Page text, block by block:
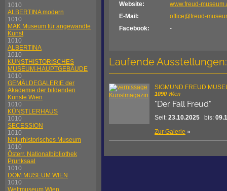
1010
ALBERTINA modern
1010
MAK Museum für angewandte
Kunst
1010
ALBERTINA
1010
KUNSTHISTORISCHES
MUSEUM-HAUPTGEBÄUDE
1010
GEMÄLDEGALERIE der
Akademie der bildenden
Künste Wien
1010
KÜNSTLERHAUS
1010
SECESSION
1010
Naturhistorisches Museum
1010
Österr. Nationalbibliothek
Prunksaal
1010
DOM MUSEUM WIEN
1010
Weltmuseum Wien
Website:
www.freud-
E-Mail:
office@freud-
Facebook:
-
Laufende Ausstellungen:
SIGMUND FREUD
1090 Wien
"Der Fall Freud"
Seit: 23.10.2025 bis:
Zur Galerie »